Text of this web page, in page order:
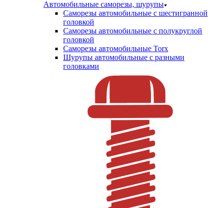
Автомобильные саморезы, шурупы
Саморезы автомобильные с шестигранной
головкой
Саморезы автомобильные с полукруглой
головкой
Саморезы автомобильные Torx
Шурупы автомобильные с разными
головками